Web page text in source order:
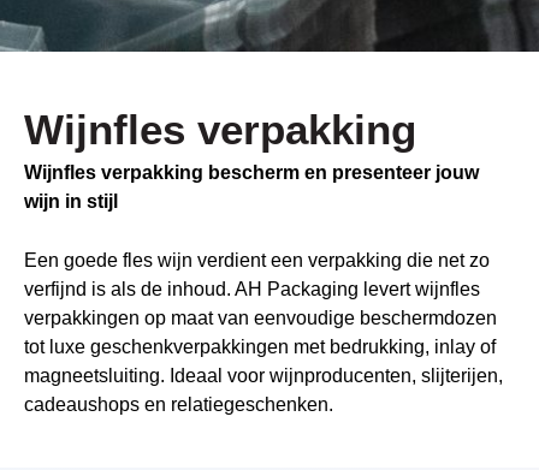
Wijnfles verpakking
Wijnfles verpakking bescherm en presenteer jouw
wijn in stijl
Een goede fles wijn verdient een verpakking die net zo
verfijnd is als de inhoud. AH Packaging levert wijnfles
verpakkingen op maat van eenvoudige beschermdozen
tot luxe geschenkverpakkingen met bedrukking, inlay of
magneetsluiting. Ideaal voor wijnproducenten, slijterijen,
cadeaushops en relatiegeschenken.